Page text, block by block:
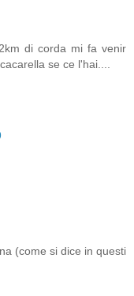
di corda mi fa venir
se ce l'hai....
(come si dice in questi